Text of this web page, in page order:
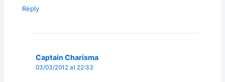
Reply
Captain Charisma
03/03/2012 at 22:33